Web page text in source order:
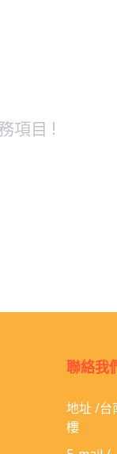
項目 !
聯絡我
地址 /台
樓